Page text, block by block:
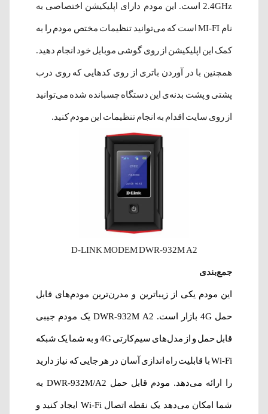
2.4GHz است. این مودم دارای اپلیکیشن اختصاصی به
نام MI-FI است که می‌توانید تنظیمات مختص مودم را به
کمک این اپلیکیشن از روی گوشی موبایل خود انجام دهید.
همچنین با در آوردن باتری از روی کدهایی که روی درب
پشتی و پشت بدنه‌ی این دستگاه چسبانده شده می‌توانید
از روی سایت اقدام به انجام تنظیمات این مودم کنید.
D-LINK MODEM DWR-932M A2
جمع‌بندی
این مودم یکی از زیباترین و مدرن‌ترین مودم‌های قابل
حمل 4G بازار است. DWR-932M A2 یک مودم جیبی
قابل حمل و از مدل‌های سیم‌کارتی 4G و به شما یک شبکه
Wi-Fi با قابلیت راه اندازی آسان در هر جایی که نیاز دارید
را ارائه می‌دهد. مودم قابل حمل DWR-932M/A2 به
شما امکان می‌دهد یک نقطه اتصال Wi-Fi ایجاد کنید و